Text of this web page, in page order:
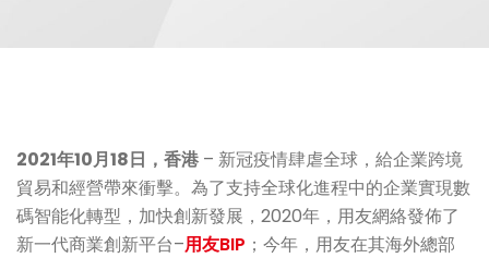
2021年10月18日，香港 – 新冠疫情肆虐全球，給企業跨境
貿易和經營帶來衝擊。為了支持全球化進程中的企業實現數
碼智能化轉型，加快創新發展，2020年，用友網絡發佈了
新一代商業創新平台–用友BIP ；今年，用友在其海外總部